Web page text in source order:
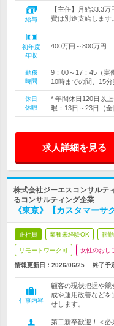
給与
【主任】月給33.3
費は別途支給しま
初年度
年収
400万円～800万円
勤務
時間
9：00～17：45（実
10時までの間、15
休日
休暇
* 年間休日120日以
暇：13日～23日（全
求人詳細を見る
株式会社ジーエスコンサルテ
るコンサルティング企業
《東京》【カスタマー
正社員 業種未経験OK 転
リモートワーク可 女性のおし
情報更新日：2026/06/25 終了予
仕事内容
顧客の現状把握や
成や運用改善など
せします。
第二新卒歓迎！＜必